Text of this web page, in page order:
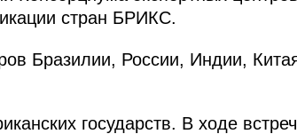
стран БРИКС.
Бразилии, России, Индии,
государств. В ходе